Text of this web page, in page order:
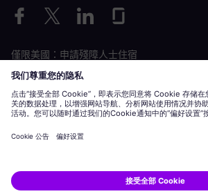
僅限美國：申請殘障人士住宿
勞動條件申請
Siemens Energy 是 Siemens AG 授權的商標。